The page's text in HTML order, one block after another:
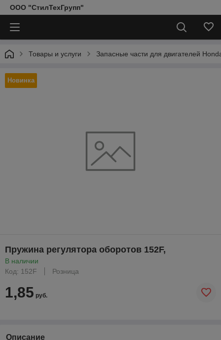
ООО "СтилТехГрупп"
Товары и услуги Запасные части для двигателей
Новинка
Пружина регулятора оборотов 152F,
В наличии
Код: 152F
Розница
1,85 руб.
Описание